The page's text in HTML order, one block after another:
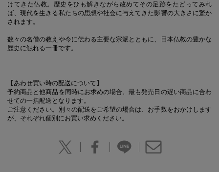
けてきた仏教。歴史をひも解きながら改めてその足跡をたどってみれ
ば、現代を生きる私たちの思想や社会に与えてきた影響の大きさに驚か
されます。
数々の名僧の教えや今に伝わる主要な宗派とともに、日本仏教の豊かな
歴史に触れる一冊です。
【あわせ買い時の配送について】
予約商品と他商品を同時にお求めの場合、最も発売日の遅い商品に合わ
せての一括配送となります。
ご注意ください。別々の配送をご希望の場合は、お手数をおかけします
が、それぞれ個別にお買い求めください。